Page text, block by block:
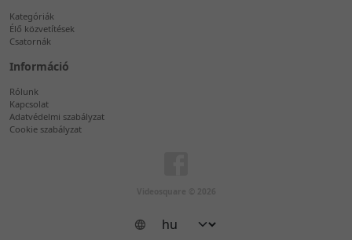
Kategóriák
Élő közvetítések
Csatornák
Információ
Rólunk
Kapcsolat
Adatvédelmi szabályzat
Cookie szabályzat